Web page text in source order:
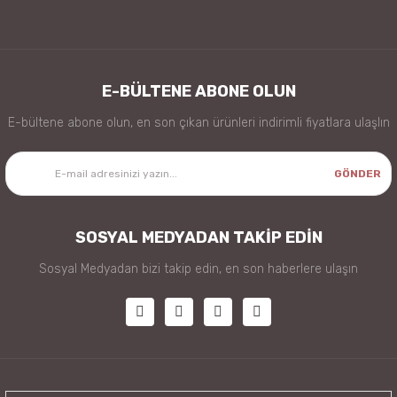
E-BÜLTENE ABONE OLUN
E-bültene abone olun, en son çıkan ürünleri indirimli fiyatlara ulaşlın
GÖNDER
SOSYAL MEDYADAN TAKİP EDİN
Sosyal Medyadan bizi takip edin, en son haberlere ulaşın